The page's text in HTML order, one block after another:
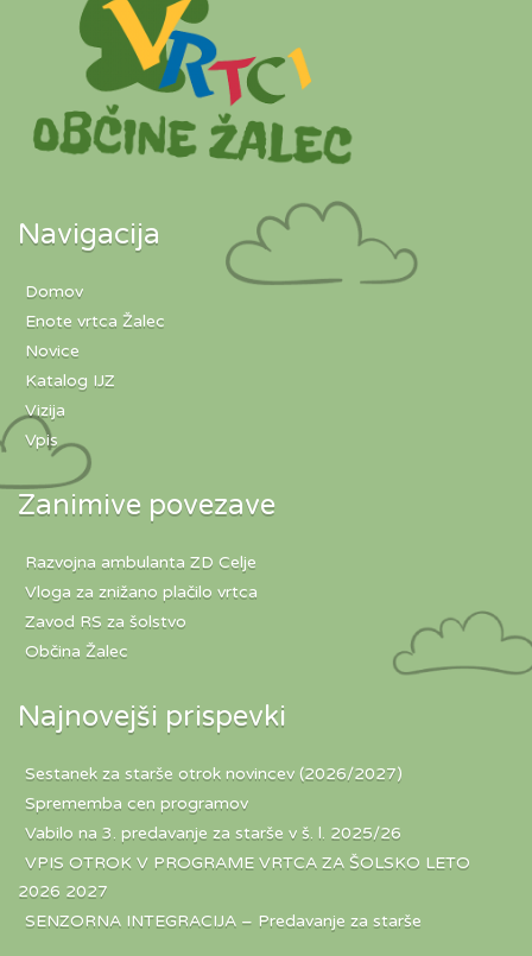
Navigacija
Domov
Enote vrtca Žalec
Novice
Katalog IJZ
Vizija
Vpis
Zanimive povezave
Razvojna ambulanta ZD Celje
Vloga za znižano plačilo vrtca
Zavod RS za šolstvo
Občina Žalec
Najnovejši prispevki
Sestanek za starše otrok novincev (2026/2027)
Sprememba cen programov
Vabilo na 3. predavanje za starše v š. l. 2025/26
VPIS OTROK V PROGRAME VRTCA ZA ŠOLSKO LETO
2026 2027
SENZORNA INTEGRACIJA – Predavanje za starše